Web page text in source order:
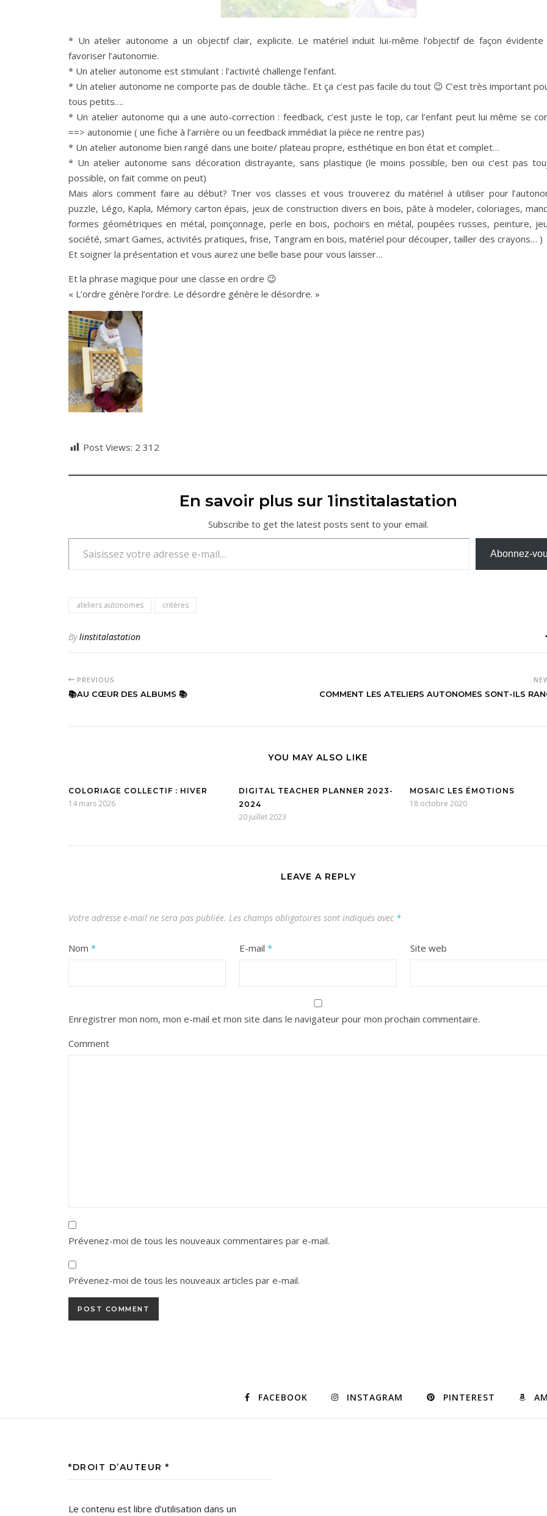
* Un atelier autonome a un objectif clair, explicite. Le matériel induit lui-même l’objectif de façon évidente
favoriser l’autonomie.
* Un atelier autonome est stimulant : l’activité challenge l’enfant.
* Un atelier autonome ne comporte pas de double tâche.. Et ça c’est pas facile du tout 😉 C’est très important
tous petits….
* Un atelier autonome qui a une auto-correction : feedback, c’est juste le top, car l’enfant peut lui même se
==> autonomie ( une fiche à l’arrière ou un feedback immédiat la pièce ne rentre pas)
* Un atelier autonome bien rangé dans une boite/ plateau propre, esthétique en bon état et complet…
* Un atelier autonome sans décoration distrayante, sans plastique (le moins possible, ben oui c’est pas
possible, on fait comme on peut)
Mais alors comment faire au début? Trier vos classes et vous trouverez du matériel à utiliser pour
puzzle, Légo, Kapla, Mémory carton épais, jeux de construction divers en bois, pâte à modeler, coloriages,
formes géométriques en métal, poinçonnage, perle en bois, pochoirs en métal, poupées russes, peinture,
société, smart Games, activités pratiques, frise, Tangram en bois, matériel pour découper, tailler des crayons… )
Et soigner la présentation et vous aurez une belle base pour vous laisser…
Et la phrase magique pour une classe en ordre 😉
« L’ordre génère l’ordre. Le désordre génère le désordre. »
Post Views: 2 312
En savoir plus sur 1institalastation
Subscribe to get the latest posts sent to your email.
Saisissez votre adresse e-mail…
Abonnez-
ateliers autonomes critères
Bylinstitalastation
PREVIOUS
📚AU CŒUR DES ALBUMS 📚 COMMENT LES ATELIERS AUTONOMES SONT-ILS
YOU MAY ALSO LIKE
COLORIAGE COLLECTIF : HIVER
14 mars 2026
DIGITAL TEACHER PLANNER 2023-
2024
20 juillet 2023
MOSAIC LES ÉMOTIONS
18 octobre 2020
LEAVE A REPLY
Votre adresse e-mail ne sera pas publiée. Les champs obligatoires sont indiqués avec *
Nom * E-mail * Site web
Enregistrer mon nom, mon e-mail et mon site dans le navigateur pour mon prochain commentaire.
Comment
Prévenez-moi de tous les nouveaux commentaires par e-mail.
Prévenez-moi de tous les nouveaux articles par e-mail.
FACEBOOK INSTAGRAM PINTEREST
*DROIT D’AUTEUR *
Le contenu est libre d’utilisation dans un